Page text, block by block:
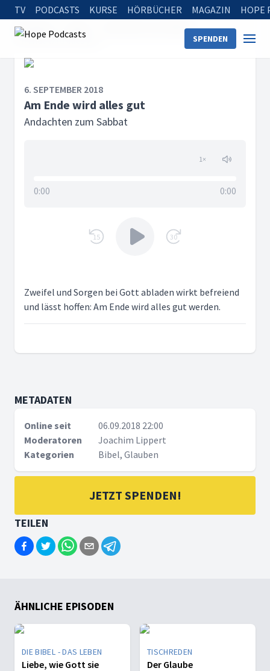
TV PODCASTS KURSE HÖRBÜCHER MAGAZIN HOPE
SPENDEN
Startseite
Andachten zum Sabbat
Am Ende wird alles gut
6. SEPTEMBER 2018
Am Ende wird alles gut
Andachten zum Sabbat
1×
0:00 0:00
15 30
Zweifel und Sorgen bei Gott abladen wirkt befreiend
und lässt hoffen: Am Ende wird alles gut werden.
METADATEN
Online seit
06.09.2018 22:00
Moderatoren
Joachim Lippert
Kategorien
Bibel, Glauben
JETZT SPENDEN!
TEILEN
ÄHNLICHE EPISODEN
DIE BIBEL - DAS LEBEN
Liebe, wie Gott sie
TISCHREDEN
Der Glaube